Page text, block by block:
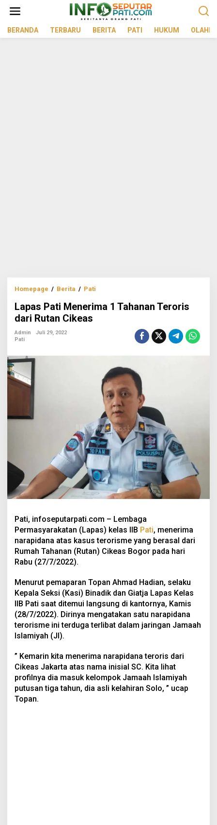
BERANDA
TERBARU BERITA PATI HUKUM
Homepage / Berita / Pati
Menerima
Lapas Pati Menerima 1 Tahanan Teroris
dari Rutan Cikeas
Admin
Juli 29, 2022
Pati
Pati, infoseputarpati.com – Lembaga
Permasyarakatan (Lapas) kelas IIB Pati, menerima
narapidana atas kasus terorisme yang berasal dari
Rumah Tahanan (Rutan) Cikeas Bogor pada hari
Rabu (27/7/2022).
Menurut pemaparan Topan Ahmad Hadian, selaku
Kepala Seksi (Kasi) Binadik dan Giatja Lapas Kelas
IIB Pati saat ditemui langsung di kantornya, Kamis
(28/7/2022). Dirinya mengatakan satu narapidana
terorisme ini terduga terlibat dalam jaringan Jamaah
Islamiyah (JI).
” Kemarin kita menerima narapidana teroris dari
Cikeas Jakarta atas nama inisial SC. Kita lihat
profilnya dia masuk kelompok Jamaah Islamiyah
putusan tiga tahun, dia asli kelahiran Solo, ” ucap
Topan.